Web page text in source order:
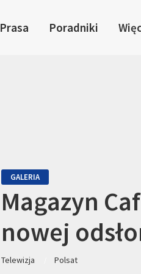
Prasa Poradniki
GALERIA
Magazyn
nowej
Telewizja Polsat